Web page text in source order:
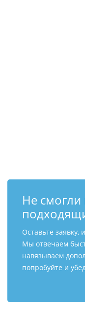
Не
Оставьте
Мы отвечаем
навязываем
попробуйте и